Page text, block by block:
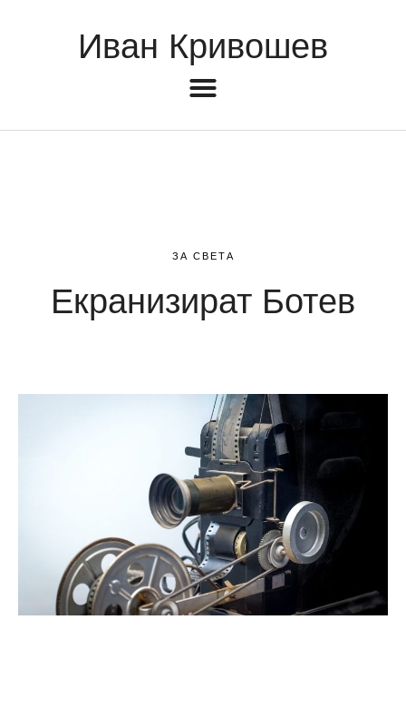
Иван Кривошев
ЗА СВЕТА
Екранизират Ботев